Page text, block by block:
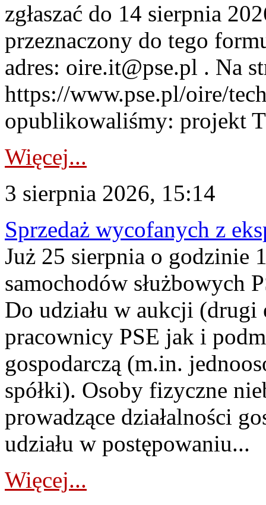
zgłaszać do 14 sierpnia
przeznaczony do tego
adres: oire.it@pse.pl . Na
https://www.pse.pl/oire/
opublikowaliśmy: projekt
Więcej...
3 sierpnia 2026, 15:14
Sprzedaż wycofanych z
Już 25 sierpnia o godzinie
samochodów służbowych
Do udziału w aukcji (drugi
pracownicy PSE jak i
gospodarczą (m.in.
spółki). Osoby fizyczne
prowadzące działalności
udziału w postępowaniu...
Więcej...